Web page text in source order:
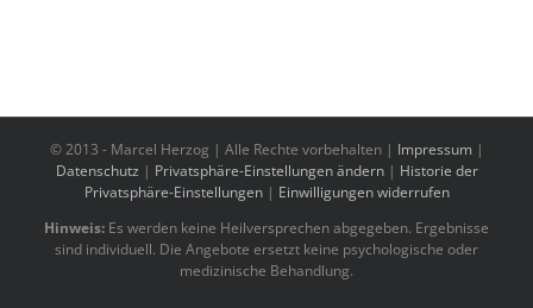
© 2013 - Marcel Herzog | Alle Rechte vorbehalten | Impressum |
Datenschutz | Privatsphäre-Einstellungen ändern| Historie der
Privatsphäre-Einstellungen| Einwilligungen widerrufen
Hinweis: Es werden keine Heilversprechen abgegeben. Ergebnisse
sind individuell. Die Angebote ersetzt keine psychologische oder
medizinische Behandlung.